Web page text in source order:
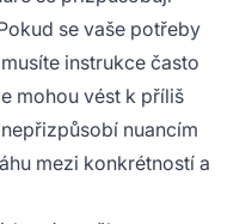
se vaše potřeby
instrukce často
mohou vést k příliš
nuancím
mezi konkrétností a